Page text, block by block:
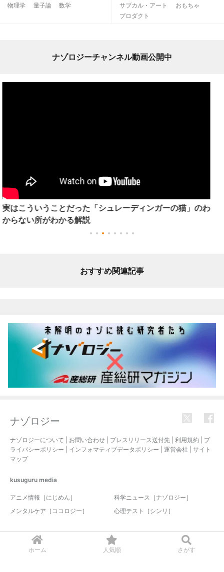
ホーム 人気順 さがす
物理学 量子論 数学 サブカル・アート
おもちゃ
プロダクト
ナゾロジーチャンネル動画公開中
なぜ雪の結晶はすべて「六角形」なの？身近な疑問を解説
おすすめ関連記事
ナゾロジー
ナゾロジーについて お問い合わせ プレスリリース送付先 利用規約
プ
ライバシーポリシー
インフォマティブデータポリシー 運営会社
サイト
マップ
kusuguru media
アニメ情報［にじめん］
科学ニュース［ナゾロジー］
メンタルケア［ココロジー］
心理テスト［シンリ］
© 2017-2026 nazology. all rights reserved.